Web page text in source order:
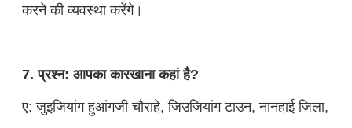
करने की व्यवस्था करेंगे।
7. प्रश्न: आपका कारखाना कहां है?
ए: जुइजियांग हुआंगजी चौराहे, जिउजियांग टाउन, नानहाई जिला,